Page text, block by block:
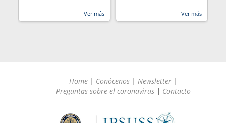
Ver más Ver más
Home | Conócenos | Newsletter |
Preguntas sobre el coronavirus | Contacto